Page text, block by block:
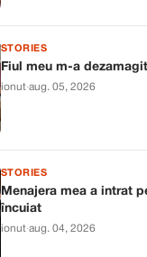
STORIES
Fiul meu m-a dezamagit
ionut·aug. 05, 2026
STORIES
Menajera mea a intrat
încuiat
ionut·aug. 04, 2026